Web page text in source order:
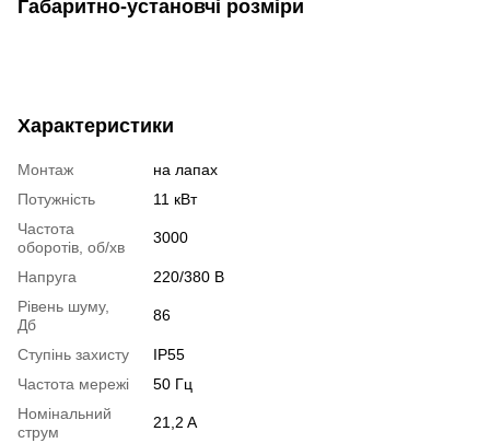
Габаритно-установчі розміри
Характеристики
Монтаж
на лапах
Потужність
11 кВт
Частота
оборотів, об/хв
3000
Напруга
220/380 В
Рівень шуму,
Дб
86
Ступінь захисту
IP55
Частота мережі
50 Гц
Номінальний
струм
21,2 A